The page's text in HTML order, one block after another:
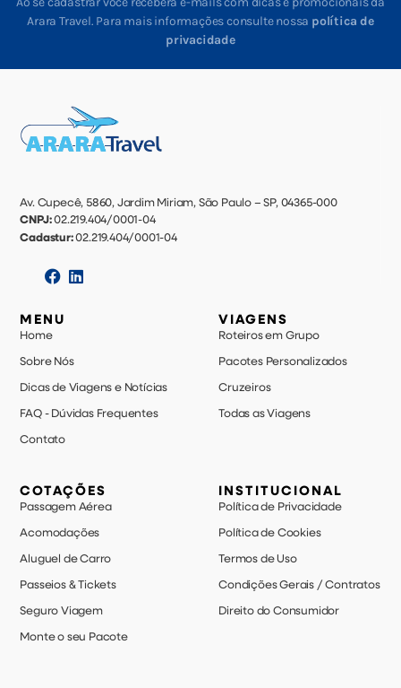
Arara Travel. Para mais informações consulte nossa política de
privacidade
Av. Cupecê, 5860, Jardim Miriam, São Paulo – SP, 04365-000
CNPJ:02.219.404/0001-04
Cadastur:02.219.404/0001-04
MENU
Home
Sobre Nós
Dicas de Viagens e Notícias
FAQ - Dúvidas Frequentes
Contato
VIAGENS
Roteiros em Grupo
Pacotes Personalizados
Cruzeiros
Todas as Viagens
COTAÇÕES
Passagem Aérea
Acomodações
Aluguel de Carro
Passeios & Tickets
Seguro Viagem
Monte o seu Pacote
INSTITUCIONAL
Política de Privacidade
Política de Cookies
Termos de Uso
Condições Gerais / Contratos
Direito do Consumidor